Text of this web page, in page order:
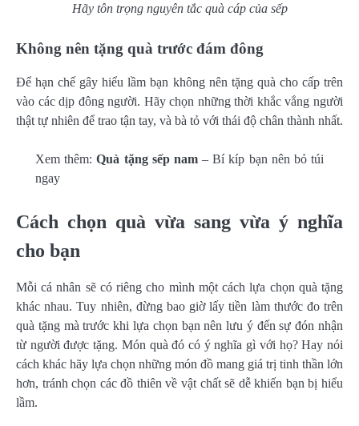
Hãy tôn trọng nguyên tắc quà cáp của sếp
Không nên tặng quà trước đám đông
Để hạn chế gây hiểu lầm bạn không nên tặng quà cho cấp trên
vào các dịp đông người. Hãy chọn những thời khắc vắng người
thật tự nhiên để trao tận tay, và bà tỏ với thái độ chân thành nhất.
Xem thêm:Quà tặng sếp nam– Bí kíp bạn nên bỏ túi
ngay
Cách chọn quà vừa sang vừa ý nghĩa
cho bạn
Mỗi cá nhân sẽ có riêng cho mình một cách lựa chọn quà tặng
khác nhau. Tuy nhiên, đừng bao giờ lấy tiền làm thước đo trên
quà tặng mà trước khi lựa chọn bạn nên lưu ý đến sự đón nhận
từ người được tặng. Món quà đó có ý nghĩa gì với họ? Hay nói
cách khác hãy lựa chọn những món đồ mang giá trị tinh thần lớn
hơn, tránh chọn các đồ thiên về vật chất sẽ dễ khiến bạn bị hiểu
lầm.